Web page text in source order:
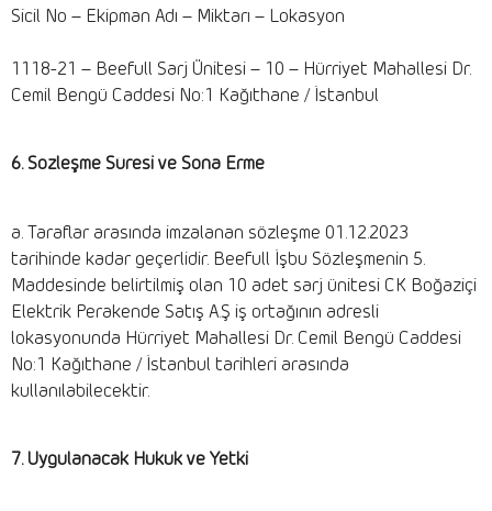
Sicil No – Ekipman Adı – Miktarı – Lokasyon
1118-21 – Beefull Sarj Ünitesi – 10 – Hürriyet Mahallesi Dr.
Cemil Bengü Caddesi No:1 Kağıthane / İstanbul
6. Sözleşme Süresi ve Sona Erme
a. Taraflar arasında imzalanan sözleşme 01.12.2023
tarihinde kadar geçerlidir. Beefull İşbu Sözleşmenin 5.
Maddesinde belirtilmiş olan 10 adet sarj ünitesi CK Boğaziçi
Elektrik Perakende Satış A.Ş iş ortağının adresli
lokasyonunda Hürriyet Mahallesi Dr. Cemil Bengü Caddesi
No:1 Kağıthane / İstanbul tarihleri arasında
kullanılabilecektir.
7. Uygulanacak Hukuk ve Yetki